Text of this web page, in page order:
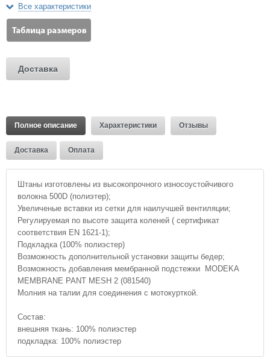
Все характеристики
Доставка
Полное описание Характеристики Отзывы
Доставка Оплата
Штаны изготовлены из высокопрочного износоустойчивого
волокна 500D (полиэтер);
Увеличеные вставки из сетки для наилучшей вентиляции;
Регулируемая по высоте защита коленей ( сертификат
соответствия EN 1621-1);
Подкладка (100% полиэстер)
Возможность дополнительной установки защиты бедер;
Возможность добавления мембранной подстежки MODEKA
MEMBRANE PANT MESH 2 (081540)
Молния на талии для соединения с мотокурткой.
Состав:
внешняя ткань: 100% полиэстер
подкладка: 100% полиэстер